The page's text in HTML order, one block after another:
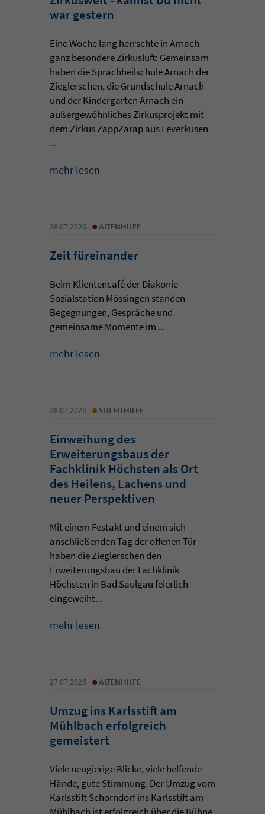
war gestern
Eine Woche lang herrschte in Arnach
ganz besondere Zirkusluft: Gemeinsam
haben die Sprachheilschule Arnach der
Zieglerschen, die Grundschule Arnach
und der Kindergarten Arnach ein
außergewöhnliches Zirkusprojekt mit
dem Zirkus ZappZarap aus Leverkusen
...
mehr lesen
28.07.2026 | • ALTENHILFE
Zeit füreinander
Beim Klientencafé der Diakonie-
Sozialstation Mössingen standen
Begegnungen, Gespräche und
gemeinsame Momente im ...
mehr lesen
28.07.2026 | • SUCHTHILFE
Einweihung des
Erweiterungsbaus der
Fachklinik Höchsten als Ort
des Heilens, Lachens und
neuer Perspektiven
Mit einem Festakt und einem sich
anschließenden Tag der offenen Tür
haben die Zieglerschen den
Erweiterungsbau der Fachklinik
Höchsten in Bad Saulgau feierlich
eingeweiht...
mehr lesen
27.07.2026 | • ALTENHILFE
Umzug ins Karlsstift am
Mühlbach erfolgreich
gemeistert
Viele neugierige Blicke, viele helfende
Hände, gute Stimmung. Der Umzug vom
Karlsstift Schorndorf ins Karlsstift am
Mühlbach ist erfolgreich über die Bühne